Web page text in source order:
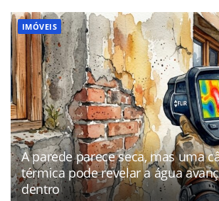
IMÓVEIS
A parede parece seca, mas uma
térmica pode revelar a água
dentro